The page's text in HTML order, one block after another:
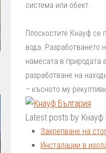
система или обект.
Плоскостите Кнауф се
вода. Разработването
намесата в природата
разработване на
– късното му
Latest posts by Кнауф
Закрепване на
Инсталации в